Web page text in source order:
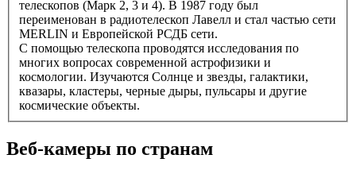
телескопов (Марк 2, 3 и 4). В 1987 году был
переименован в радиотелескоп Лавелл и стал частью сети
MERLIN и Европейской РСДБ сети.
С помощью телескопа проводятся исследования по
многих вопросах современной астрофизики и
космологии. Изучаются Солнце и звезды, галактики,
квазары, кластеры, черные дыры, пульсары и другие
космические объекты.
Веб-камеры по странам